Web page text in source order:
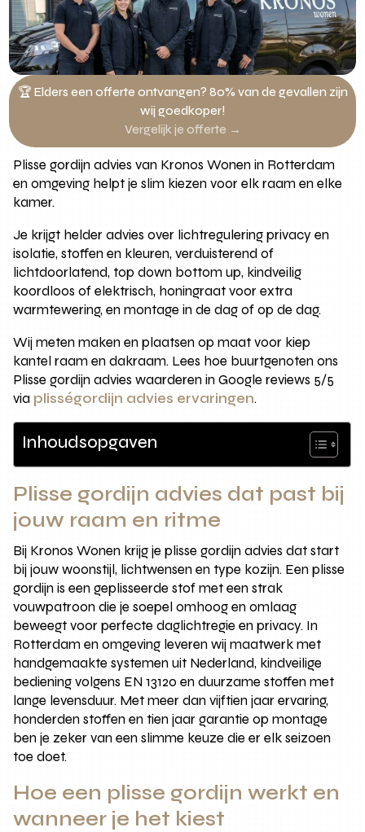
🏆 Elders een offerte ontvangen? 80% van de gevallen zijn
wij goedkoper!
Vergelijk je offerte →
Plisse gordijn advies van Kronos Wonen in Rotterdam
en omgeving helpt je slim kiezen voor elk raam en elke
kamer.
Je krijgt helder advies over lichtregulering privacy en
isolatie, stoffen en kleuren, verduisterend of
lichtdoorlatend, top down bottom up, kindveilig
koordloos of elektrisch, honingraat voor extra
warmtewering, en montage in de dag of op de dag.
Wij meten maken en plaatsen op maat voor kiep
kantel raam en dakraam. Lees hoe buurtgenoten ons
Plisse gordijn advies waarderen in Google reviews 5/5
via plisségordijn advies ervaringen.
Inhoudsopgaven
Plisse gordijn advies dat past bij
jouw raam en ritme
Bij Kronos Wonen krijg je plisse gordijn advies dat start
bij jouw woonstijl, lichtwensen en type kozijn. Een plisse
gordijn is een geplisseerde stof met een strak
vouwpatroon die je soepel omhoog en omlaag
beweegt voor perfecte daglichtregie en privacy. In
Rotterdam en omgeving leveren wij maatwerk met
handgemaakte systemen uit Nederland, kindveilige
bediening volgens EN 13120 en duurzame stoffen met
lange levensduur. Met meer dan vijftien jaar ervaring,
honderden stoffen en tien jaar garantie op montage
ben je zeker van een slimme keuze die er elk seizoen
toe doet.
Hoe een plisse gordijn werkt en
wanneer je het kiest